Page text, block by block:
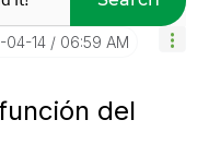
04-14 06:59 AM
del